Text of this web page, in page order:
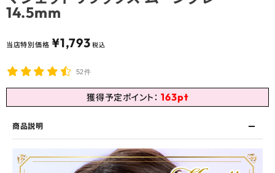
14.5mm
当店特別価格 ¥1,793 税込
52件
獲得予定ポイント： 163pt
商品説明